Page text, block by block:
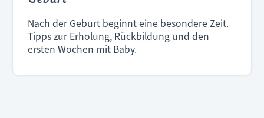
Nach der Geburt beginnt eine besondere Zeit.
Tipps zur Erholung, Rückbildung und den
ersten Wochen mit Baby.